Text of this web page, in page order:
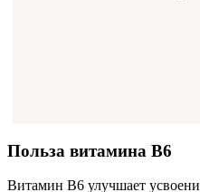
Польза витамина B6
Витамин B6 улучшает